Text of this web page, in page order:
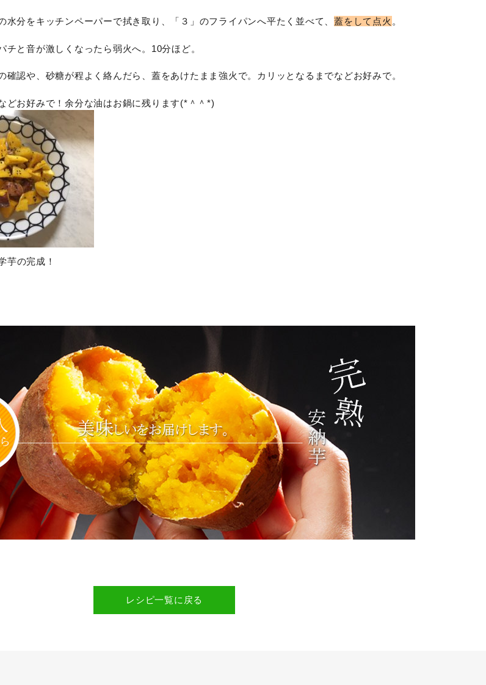
水分をキッチンペーパーで拭き取り、「３」のフライパンへ平たく並べて、 蓋をして点火 。
チと音が激しくなったら弱火へ。10分ほど。
確認や、砂糖が程よく絡んだら、蓋をあけたまま強火で。カリッとなるまでなどお好みで。
どお好みで！余分な油はお鍋に残ります(*＾＾*)
芋の完成！
レシピ一覧に戻る